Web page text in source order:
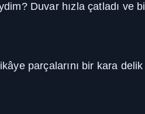
Duvar hızla çatladı
parçalarını bir kara